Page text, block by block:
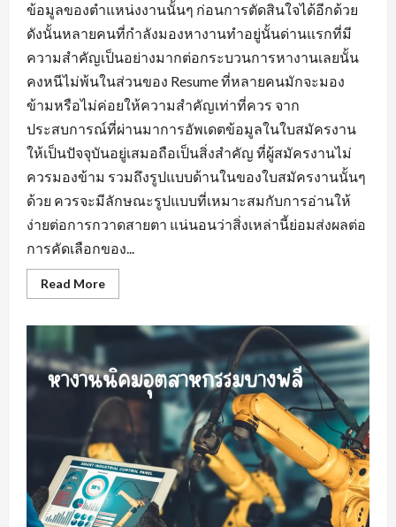
ข้อมูลของตำแหน่งงานนั้นๆ ก่อนการตัดสินใจได้อีกด้วย
ดังนั้นหลายคนที่กำลังมองหางานทำอยู่นั้นด่านแรกที่มี
ความสำคัญเป็นอย่างมากต่อกระบวนการหางานเลยนั้น
คงหนีไม่พ้นในส่วนของ Resume ที่หลายคนมักจะมอง
ข้ามหรือไม่ค่อยให้ความสำคัญเท่าที่ควร จาก
ประสบการณ์ที่ผ่านมาการอัพเดตข้อมูลในใบสมัครงาน
ให้เป็นปัจจุบันอยู่เสมอถือเป็นสิ่งสำคัญ ที่ผู้สมัครงานไม่
ควรมองข้าม รวมถึงรูปแบบด้านในของใบสมัครงานนั้นๆ
ด้วย ควรจะมีลักษณะรูปแบบที่เหมาะสมกับการอ่านให้
ง่ายต่อการกวาดสายตา แน่นอนว่าสิ่งเหล่านี้ย่อมส่งผลต่อ
การคัดเลือกของ...
Read MoreRead
more
ที่
ของ
พฤติกรรม
คน
หา
พนักงาน
ขาย
สร้าง
ความ
พึง
พอใจ
ให้
แก่
องค์กร